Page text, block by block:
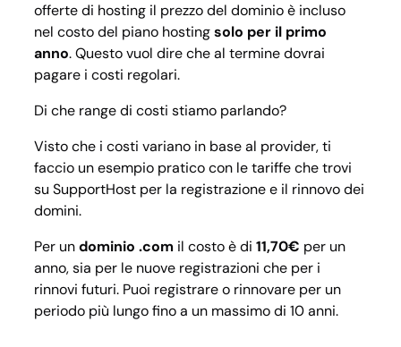
offerte di hosting il prezzo del dominio è incluso
nel costo del piano hostingsolo per il primo
anno. Questo vuol dire che al termine dovrai
pagare i costi regolari.
Di che range di costi stiamo parlando?
Visto che i costi variano in base al provider, ti
faccio un esempio pratico con le tariffe che trovi
su SupportHost per la registrazione e il rinnovo dei
domini.
Per undominio .com il costo è di 11,70€ per un
anno, sia per le nuove registrazioni che per i
rinnovi futuri. Puoi registrare o rinnovare per un
periodo più lungo fino a un massimo di 10 anni.